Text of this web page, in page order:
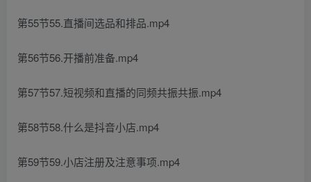
第55节55.直播间选品和排品.mp4
第56节56.开播前准备.mp4
第57节57.短视频和直播的同频共振共振.mp4
第58节58.什么是抖音小店.mp4
第59节59.小店注册及注意事项.mp4